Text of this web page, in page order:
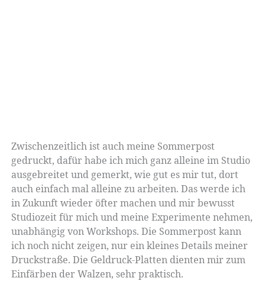
Zwischenzeitlich ist auch meine Sommerpost
gedruckt, dafür habe ich mich ganz alleine im Studio
ausgebreitet und gemerkt, wie gut es mir tut, dort
auch einfach mal alleine zu arbeiten. Das werde ich
in Zukunft wieder öfter machen und mir bewusst
Studiozeit für mich und meine Experimente nehmen,
unabhängig von Workshops. Die Sommerpost kann
ich noch nicht zeigen, nur ein kleines Details meiner
Druckstraße. Die Geldruck-Platten dienten mir zum
Einfärben der Walzen, sehr praktisch.